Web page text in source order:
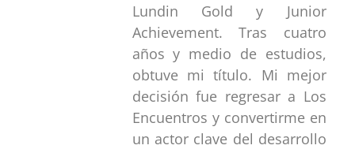
Lundin Gold y Junior
Achievement. Tras cuatro
años y medio de estudios,
obtuve mi título. Mi mejor
decisión fue regresar a Los
Encuentros y convertirme en
un actor clave del desarrollo